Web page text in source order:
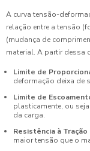
A curva tensão-
relação entre a tensão
(mudança de
material. A partir dessa
Limite de
deformação deixa de
Limite de
plasticamente, ou
da carga.
Resistência à Tração
maior tensão que o